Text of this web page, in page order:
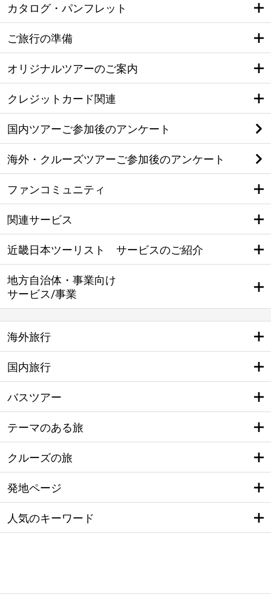
カタログ・パンフレット
ご旅行の準備
オリジナルツアーのご案内
クレジットカード関連
国内ツアーご参加後のアンケート
海外・クルーズツアーご参加後のアンケート
ファンコミュニティ
関連サービス
近畿日本ツーリスト サービスのご紹介
地方自治体・事業向け
サービス/事業
海外旅行
国内旅行
バスツアー
テーマのある旅
クルーズの旅
発地ページ
人気のキーワード